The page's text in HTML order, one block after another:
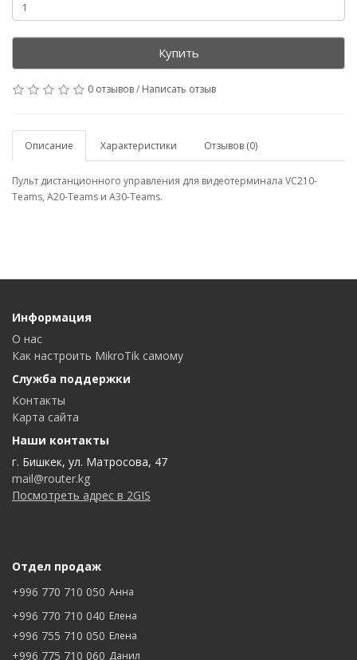
Купить
0 отзывов/ Написать отзыв
Описание Характеристики Отзывов (0)
Пульт дистанционного управления для видеотерминала VC210-
Teams, A20-Teams и А30-Teams.
Информация
О нас
Как настроить MikroTik самому
Служба поддержки
Контакты
Карта сайта
Наши контакты
г. Бишкек, ул. Матросова, 47
mail@router.kg
Посмотреть адрес в 2GIS
Отдел продаж
+996 770 710 050 Анна
+996 770 710 040 Елена
+996 755 710 050 Елена
+996 775 710 060 Данил